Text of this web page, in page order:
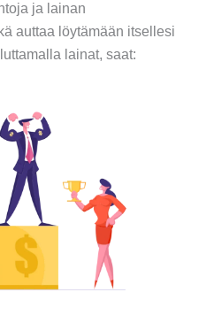
ja lainan
auttaa löytämään itsellesi
lainat, saat: